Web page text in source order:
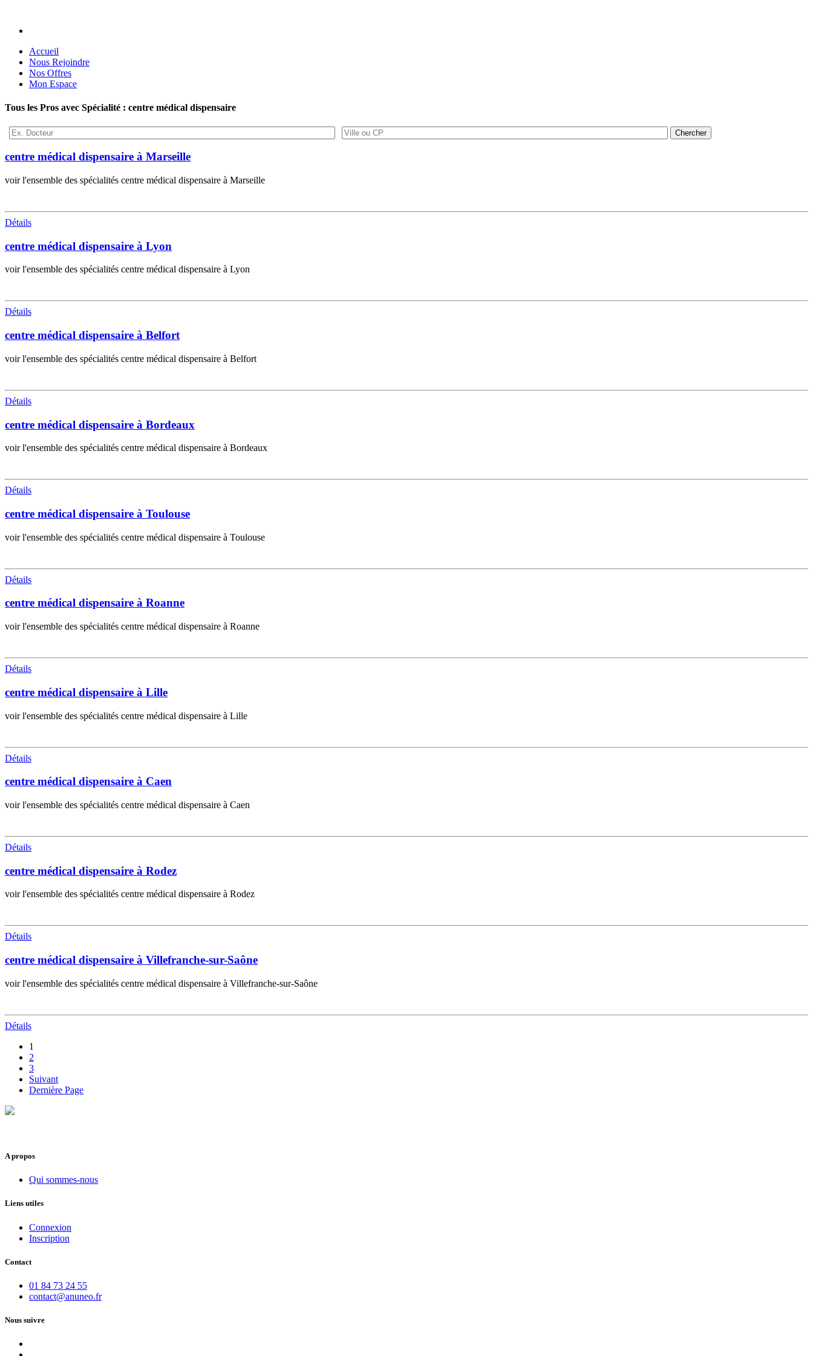
Accueil
Nous Rejoindre
Nos Offres
Mon Espace
Tous les Pros avec Spécialité : centre médical dispensaire
centre médical dispensaire à Marseille
voir l'ensemble des spécialités centre médical dispensaire à Marseille
Détails
centre médical dispensaire à Lyon
voir l'ensemble des spécialités centre médical dispensaire à Lyon
Détails
centre médical dispensaire à Belfort
voir l'ensemble des spécialités centre médical dispensaire à Belfort
Détails
centre médical dispensaire à Bordeaux
voir l'ensemble des spécialités centre médical dispensaire à Bordeaux
Détails
centre médical dispensaire à Toulouse
voir l'ensemble des spécialités centre médical dispensaire à Toulouse
Détails
centre médical dispensaire à Roanne
voir l'ensemble des spécialités centre médical dispensaire à Roanne
Détails
centre médical dispensaire à Lille
voir l'ensemble des spécialités centre médical dispensaire à Lille
Détails
centre médical dispensaire à Caen
voir l'ensemble des spécialités centre médical dispensaire à Caen
Détails
centre médical dispensaire à Rodez
voir l'ensemble des spécialités centre médical dispensaire à Rodez
Détails
centre médical dispensaire à Villefranche-sur-Saône
voir l'ensemble des spécialités centre médical dispensaire à Villefranche-sur-Saône
Détails
1
2
3
Suivant
Dernière Page
A propos
Qui sommes-nous
Liens utiles
Connexion
Inscription
Contact
01 84 73 24 55
contact@anuneo.fr
Nous suivre